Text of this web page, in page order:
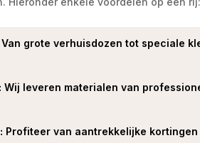
Van grote verhuisdozen tot speciale
Wij leveren materialen van
Profiteer van aantrekkelijke